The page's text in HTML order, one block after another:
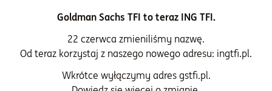
Historyczne scenariusze dotyczące wyników
subfunduszu
Karta funduszu
Goldman Sachs TFI to teraz ING TFI.
22 czerwca zmieniliśmy nazwę.
Od teraz korzystaj z naszego nowego adresu: ingtfi.pl.
Wkrótce wyłączymy adres gstfi.pl.